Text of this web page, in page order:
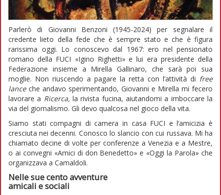
Parlerò di Giovanni Benzoni (1945-2024) per segnalare il
credente lieto della fede che è sempre stato e che è figura
rarissima oggi. Lo conoscevo dal 1967: ero nel pensionato
romano della FUCI «Igino Righetti» e lui era presidente della
Federazione insieme a Mirella Gallinaro, che sarà poi sua
moglie. Non riuscendo a pagare la retta con l’attività di free
lanceche andavo sperimentando, Giovanni e Mirella mi fecero
lavorare a Ricerca, la rivista fucina, aiutandomi a imboccare la
via del giornalismo. Gli devo qualcosa nel gioco della vita.
Siamo stati compagni di camera in casa FUCI e l’amicizia è
cresciuta nei decenni. Conosco lo slancio con cui russava. Mi ha
chiamato decine di volte per conferenze a Venezia e a Mestre,
o ai convegni «Amici di don Benedetto» e «Oggi la Parola» che
organizzava a Camaldoli.
Nelle sue cento avventure
amicali e sociali